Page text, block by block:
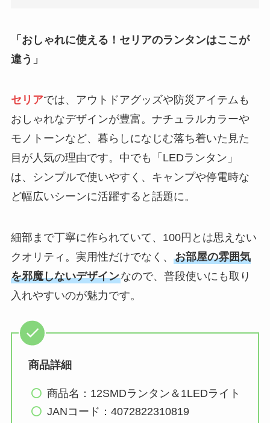
「おしゃれに使える！セリアのランタンはここが
違う」
セリアでは、アウトドアグッズや防災アイテムも
おしゃれなデザインが豊富。ナチュラルカラーや
モノトーンなど、暮らしになじむ落ち着いた見た
目が人気の理由です。中でも「LEDランタン」
は、シンプルで使いやすく、キャンプや停電時な
ど幅広いシーンに活躍すると話題に。
細部まで丁寧に作られていて、100円とは思えない
クオリティ。実用性だけでなく、 お部屋の雰囲気
を邪魔しないデザインなので、普段使いにも取り
入れやすいのが魅力です。
商品詳細
商品名：12SMDランタン＆1LEDライト
JANコード：4072822310819